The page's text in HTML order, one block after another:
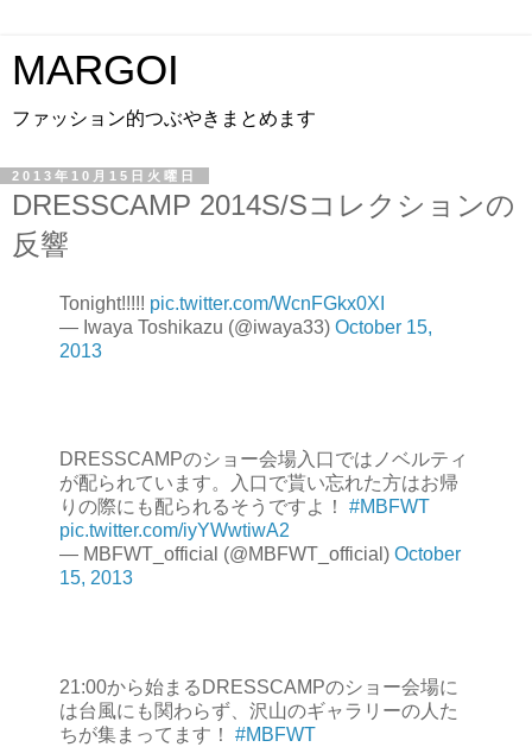
MARGOI
ファッション的つぶやきまとめます
2013年10月15日火曜日
DRESSCAMP 2014S/Sコレクションの
反響
Tonight!!!!! pic.twitter.com/WcnFGkx0XI
— Iwaya Toshikazu (@iwaya33) October 15,
2013
DRESSCAMPのショー会場入口ではノベルティ
が配られています。入口で貰い忘れた方はお帰
りの際にも配られるそうですよ！ #MBFWT
pic.twitter.com/iyYWwtiwA2
— MBFWT_official (@MBFWT_official) October
15, 2013
21:00から始まるDRESSCAMPのショー会場に
は台風にも関わらず、沢山のギャラリーの人た
ちが集まってます！ #MBFWT